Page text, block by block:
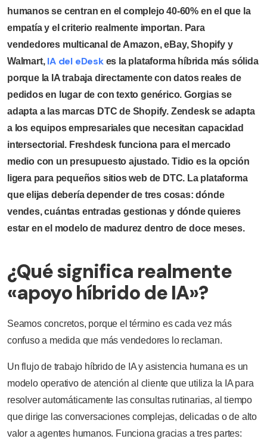
humanos se centran en el complejo 40-60% en el que la
empatía y el criterio realmente importan. Para
vendedores multicanal de Amazon, eBay, Shopify y
Walmart, IA del eDeskes la plataforma híbrida más sólida
porque la IA trabaja directamente con datos reales de
pedidos en lugar de con texto genérico. Gorgias se
adapta a las marcas DTC de Shopify. Zendesk se adapta
a los equipos empresariales que necesitan capacidad
intersectorial. Freshdesk funciona para el mercado
medio con un presupuesto ajustado. Tidio es la opción
ligera para pequeños sitios web de DTC. La plataforma
que elijas debería depender de tres cosas: dónde
vendes, cuántas entradas gestionas y dónde quieres
estar en el modelo de madurez dentro de doce meses.
¿Qué significa realmente
«apoyo híbrido de IA»?
Seamos concretos, porque el término es cada vez más
confuso a medida que más vendedores lo reclaman.
Un flujo de trabajo híbrido de IA y asistencia humana es un
modelo operativo de atención al cliente que utiliza la IA para
resolver automáticamente las consultas rutinarias, al tiempo
que dirige las conversaciones complejas, delicadas o de alto
valor a agentes humanos. Funciona gracias a tres partes: